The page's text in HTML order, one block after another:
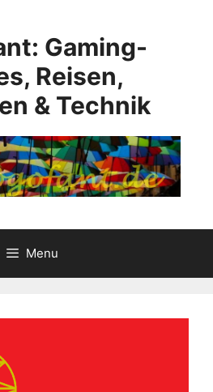
Gaming-
Reisen,
& Technik
Menu